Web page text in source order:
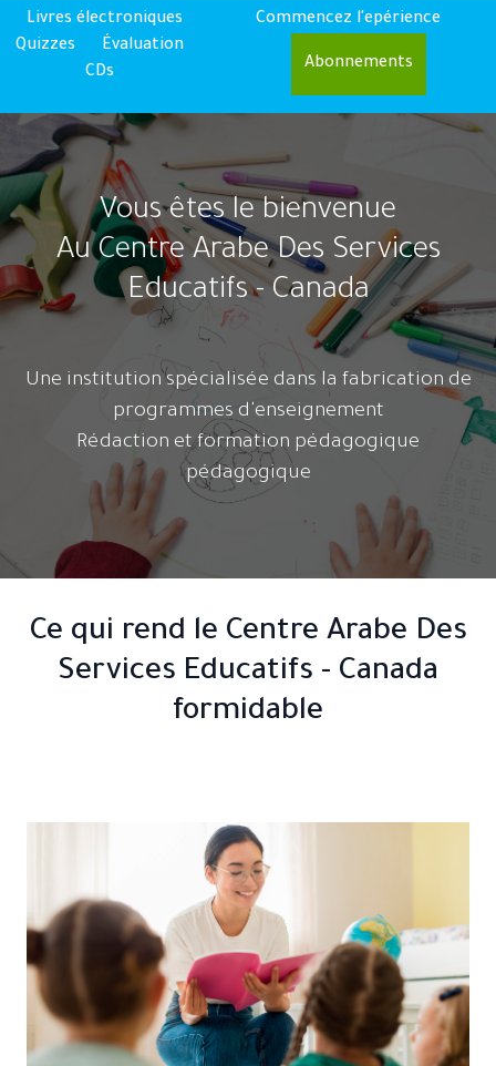
Livres électroniques
Quizzes
Évaluation
CDs
Commencez l'epérience
Abonnements
Vous êtes le bienvenue
Au Centre Arabe Des Services
Educatifs - Canada
Une institution spécialisée dans la fabrication de
programmes d'enseignement
Rédaction et formation pédagogique
pédagogique
Ce qui rend le Centre Arabe Des
Services Educatifs - Canada
formidable